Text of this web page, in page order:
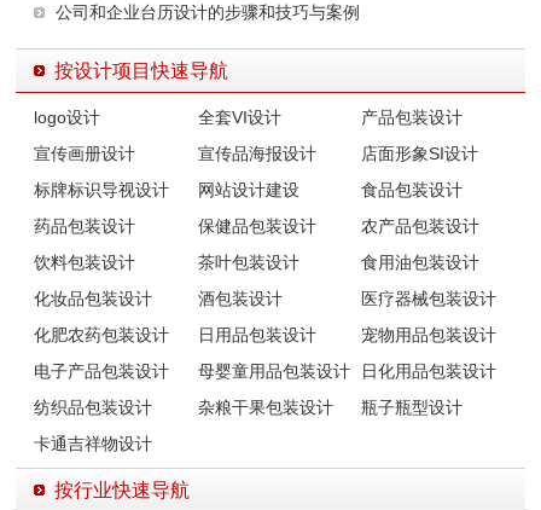
公司和企业台历设计的步骤和技巧与案例
按设计项目快速导航
logo设计 全套VI设计
产品包装设计
宣传画册设计
宣传品海报设计
店面形象SI设计
标牌标识导视设计
网站设计建设
食品包装设计
药品包装设计
保健品包装设计
农产品包装设计
饮料包装设计
茶叶包装设计
食用油包装设计
化妆品包装设计
酒包装设计
医疗器械包装设计
化肥农药包装设计
日用品包装设计
宠物用品包装设计
电子产品包装设计
母婴童用品包装设计
日化用品包装设计
纺织品包装设计
杂粮干果包装设计
瓶子瓶型设计
卡通吉祥物设计
按行业快速导航